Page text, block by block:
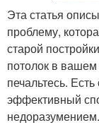
Эта статья
проблему,
старой
потолок в
печальтесь.
эффективный
недоразумением.